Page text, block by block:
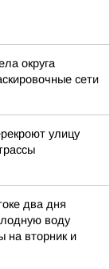
округа
сети
улицу
два дня
воду
на вторник и